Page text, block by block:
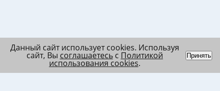
Данный сайт использует cookies. Используя
сайт, Вы соглашаетесьс Политикой
использования cookies.
Принять